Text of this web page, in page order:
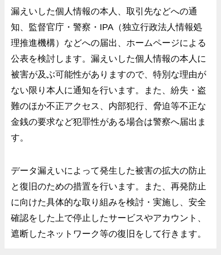
漏えいした個人情報の本人、取引先などへの通
知、監督官庁・警察・ IPA （独立行政法人情報処
理推進機構）などへの届出、ホームページによる
公表を検討します。漏えいした個人情報の本人に
被害が及ぶ可能性がありますので、特別な理由が
ない限り本人に通知を行います。また、紛失・盗
難のほか不正アクセス、内部犯行、脅迫等不正な
金銭の要求など犯罪性がある場合は警察へ届出ま
す。
データ漏えいによって発生した被害の拡大の防止
と復旧のための措置を行います。また、再発防止
に向けた具体的な取り組みを検討・実施し、安全
確認をした上で停止したサービスやアカウント、
遮断したネットワーク等の復旧をして行きます。